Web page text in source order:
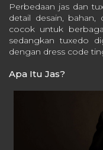
Perbedaan jas dan
detail desain, bahan,
cocok untuk
sedangkan tuxedo
dengan dress code
Apa Itu Jas?